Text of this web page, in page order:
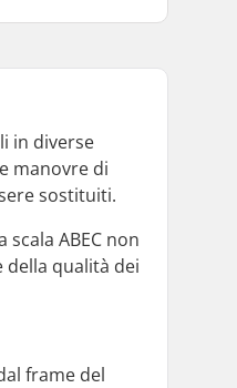
in diverse
manovre di
sostituiti.
ABEC non
della qualità dei
frame del